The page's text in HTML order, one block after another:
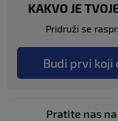
KAKVO JE
Pridruži se
Budi prvi
Pratite nas